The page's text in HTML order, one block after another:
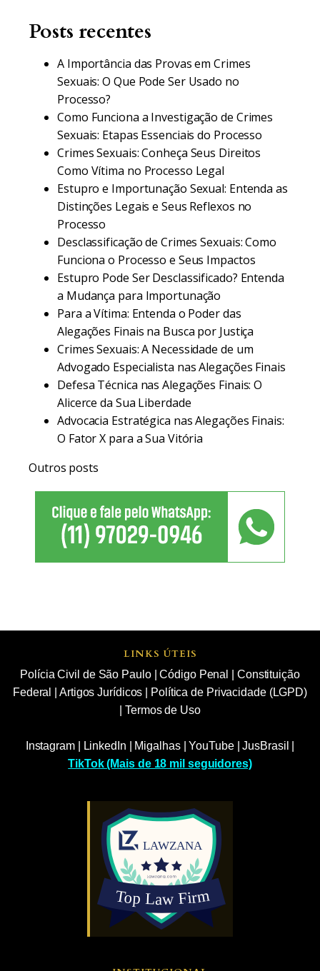
Posts recentes
A Importância das Provas em Crimes
Sexuais: O Que Pode Ser Usado no
Processo?
Como Funciona a Investigação de Crimes
Sexuais: Etapas Essenciais do Processo
Crimes Sexuais: Conheça Seus Direitos
Como Vítima no Processo Legal
Estupro e Importunação Sexual: Entenda as
Distinções Legais e Seus Reflexos no
Processo
Desclassificação de Crimes Sexuais: Como
Funciona o Processo e Seus Impactos
Estupro Pode Ser Desclassificado? Entenda
a Mudança para Importunação
Para a Vítima: Entenda o Poder das
Alegações Finais na Busca por Justiça
Crimes Sexuais: A Necessidade de um
Advogado Especialista nas Alegações Finais
Defesa Técnica nas Alegações Finais: O
Alicerce da Sua Liberdade
Advocacia Estratégica nas Alegações Finais:
O Fator X para a Sua Vitória
Outros posts
LINKS ÚTEIS
Polícia Civil de São Paulo|Código Penal
Constituição
Federal
Artigos Jurídicos
Política de Privacidade (LGPD)
|Termos de Uso
Instagram| LinkedIn Migalhas|YouTube|JusBrasil
TikTok (Mais de 18 mil seguidores)